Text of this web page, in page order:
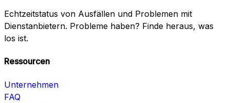
Echtzeitstatus von Ausfällen und Problemen mit
Dienstanbietern. Probleme haben? Finde heraus, was
los ist.
Ressourcen
Unternehmen
FAQ